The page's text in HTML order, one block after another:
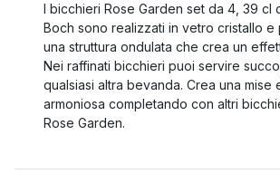
I bicchieri Rose Garden set da 4, 39 cl
Boch sono realizzati in vetro cristallo e
una struttura ondulata che crea un
Nei raffinati bicchieri puoi servire
qualsiasi altra bevanda. Crea una mise
armoniosa completando con altri
Rose Garden.